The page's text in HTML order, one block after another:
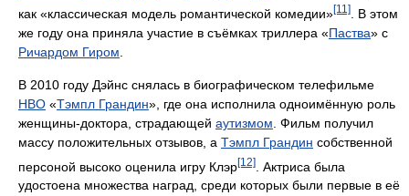
как «классическая модель романтической комедии»[11]
. В этом
же году она приняла участие в съёмках триллера «Паства» с
Ричардом Гиром
В 2010 году Дэйнс снялась в биографическом телефильме
HBO «Тэмпл Грандин», где она исполнила одноимённую роль
женщины-доктора, страдающей аутизмом . Фильм получил
массу положительных отзывов, а Тэмпл Грандин собственной
персоной высоко оценила игру Клэр[12]
. Актриса была
удостоена множества наград, среди которых были первые в её